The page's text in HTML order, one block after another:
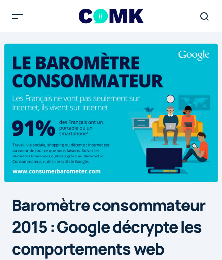
Baromètre consommateur
2015 : Google décrypte les
comportements web